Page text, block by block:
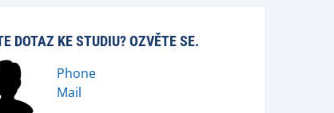
DOTAZ KE STUDIU? OZVĚTE SE.
Phone
Mail